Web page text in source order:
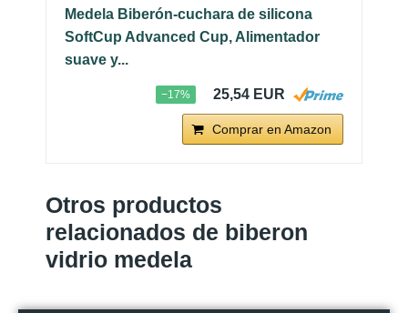
Medela Biberón-cuchara de silicona
SoftCup Advanced Cup, Alimentador
suave y...
−17% 25,54 EUR
Comprar en Amazon
Otros productos
relacionados de biberon
vidrio medela